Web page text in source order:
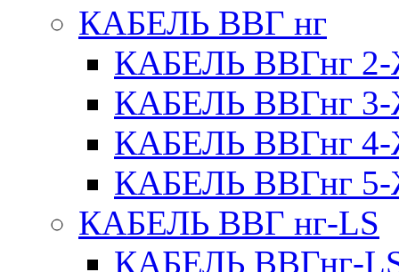
КАБЕЛЬ ВВГ нг
КАБЕЛЬ ВВГнг
КАБЕЛЬ ВВГнг
КАБЕЛЬ ВВГнг
КАБЕЛЬ ВВГнг
КАБЕЛЬ ВВГ нг-LS
КАБЕЛЬ ВВГнг-